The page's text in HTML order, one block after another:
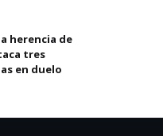
herencia de
tres
en duelo